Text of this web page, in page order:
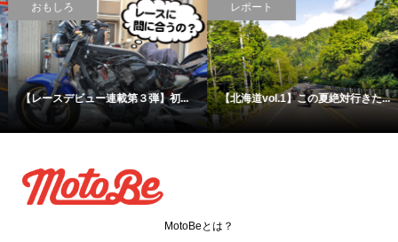
レポート
【北海道vol.1】この夏絶対行きた...
ニュース
【漫画】ライダーが描く、バイク...
MotoBeとは？